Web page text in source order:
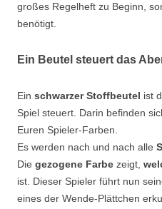
großes Regelheft zu Beginn,
benötigt.
Ein Beutel steuert das
Ein schwarzer Stoffbeutel ist
Spiel steuert. Darin befinden
Euren Spieler-Farben.
Es werden nach und nach alle
Die gezogene Farbe zeigt,
ist. Dieser Spieler führt nun
eines der Wende-Plättchen